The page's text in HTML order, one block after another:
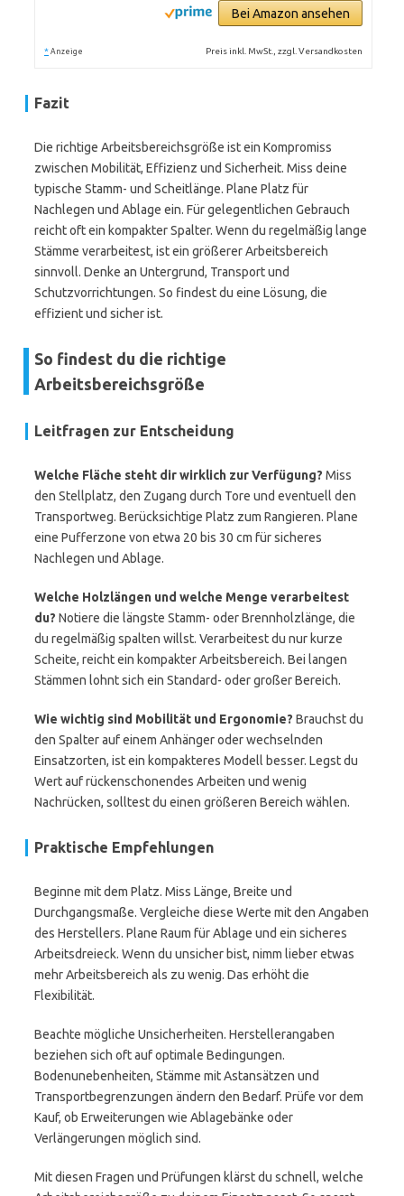
Bei Amazon ansehen
* Anzeige Preis inkl. MwSt., zzgl. Versandkosten
Fazit
Die richtige Arbeitsbereichsgröße ist ein Kompromiss
zwischen Mobilität, Effizienz und Sicherheit. Miss deine
typische Stamm- und Scheitlänge. Plane Platz für
Nachlegen und Ablage ein. Für gelegentlichen Gebrauch
reicht oft ein kompakter Spalter. Wenn du regelmäßig lange
Stämme verarbeitest, ist ein größerer Arbeitsbereich
sinnvoll. Denke an Untergrund, Transport und
Schutzvorrichtungen. So findest du eine Lösung, die
effizient und sicher ist.
So findest du die richtige
Arbeitsbereichsgröße
Leitfragen zur Entscheidung
Welche Fläche steht dir wirklich zur Verfügung? Miss
den Stellplatz, den Zugang durch Tore und eventuell den
Transportweg. Berücksichtige Platz zum Rangieren. Plane
eine Pufferzone von etwa 20 bis 30 cm für sicheres
Nachlegen und Ablage.
Welche Holzlängen und welche Menge verarbeitest
du? Notiere die längste Stamm- oder Brennholzlänge, die
du regelmäßig spalten willst. Verarbeitest du nur kurze
Scheite, reicht ein kompakter Arbeitsbereich. Bei langen
Stämmen lohnt sich ein Standard- oder großer Bereich.
Wie wichtig sind Mobilität und Ergonomie? Brauchst du
den Spalter auf einem Anhänger oder wechselnden
Einsatzorten, ist ein kompakteres Modell besser. Legst du
Wert auf rückenschonendes Arbeiten und wenig
Nachrücken, solltest du einen größeren Bereich wählen.
Praktische Empfehlungen
Beginne mit dem Platz. Miss Länge, Breite und
Durchgangsmaße. Vergleiche diese Werte mit den Angaben
des Herstellers. Plane Raum für Ablage und ein sicheres
Arbeitsdreieck. Wenn du unsicher bist, nimm lieber etwas
mehr Arbeitsbereich als zu wenig. Das erhöht die
Flexibilität.
Beachte mögliche Unsicherheiten. Herstellerangaben
beziehen sich oft auf optimale Bedingungen.
Bodenunebenheiten, Stämme mit Astansätzen und
Transportbegrenzungen ändern den Bedarf. Prüfe vor dem
Kauf, ob Erweiterungen wie Ablagebänke oder
Verlängerungen möglich sind.
Mit diesen Fragen und Prüfungen klärst du schnell, welche